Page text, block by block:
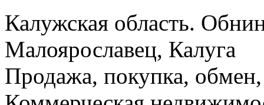
Калужская область.
Малоярославец, Калуга
Продажа, покупка, обмен,